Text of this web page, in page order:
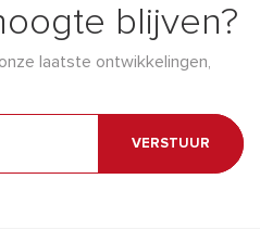
blijven?
laatste ontwikkelingen,
VERSTUUR